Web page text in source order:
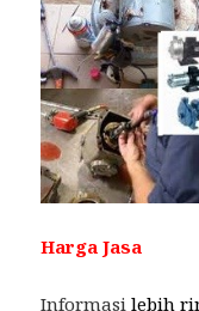
Harga Jasa
Informasi lebih